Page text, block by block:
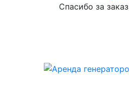
Спасибо за заказ